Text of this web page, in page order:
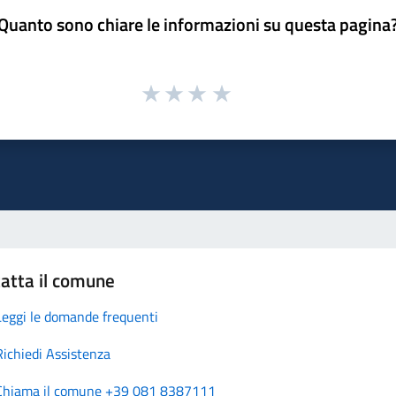
sono chiare le informazioni su questa
il comune
le domande frequenti
Assistenza
il comune +39 081 8387111